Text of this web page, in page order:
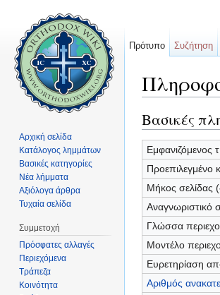
Βασικές
Εμφανιζόμενος
Προεπιλεγμένο
Μήκος σελίδας
Αναγνωριστικό
Γλώσσα
Μοντέλο
Ευρετηρίαση
Αριθμός
Πρότυπο Συζήτηση
Αρχική σελίδα
Κατάλογος λημμάτων
Βασικές κατηγορίες
Νέα λήμματα
Αξιόλογα άρθρα
Τυχαία σελίδα
Συμμετοχή
Πρόσφατες αλλαγές
Περιεχόμενα
Τράπεζα
Κοινότητα